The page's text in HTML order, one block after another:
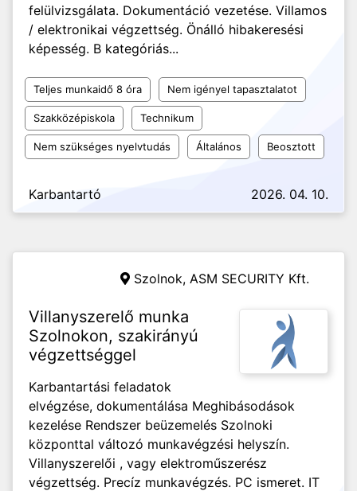
felülvizsgálata. Dokumentáció vezetése. Villamos
/ elektronikai végzettség. Önálló hibakeresési
képesség. B kategóriás...
Teljes munkaidő 8 óra Nem igényel tapasztalatot
Szakközépiskola Technikum
Nem szükséges nyelvtudás Általános Beosztott
Karbantartó 2026. 04. 10.
Szolnok, ASM SECURITY Kft.
Villanyszerelő munka
Szolnokon, szakirányú
végzettséggel
Karbantartási feladatok
elvégzése, dokumentálása Meghibásodások
kezelése Rendszer beüzemelés Szolnoki
központtal változó munkavégzési helyszín.
Villanyszerelői , vagy elektroműszerész
végzettség. Precíz munkavégzés. PC ismeret. IT